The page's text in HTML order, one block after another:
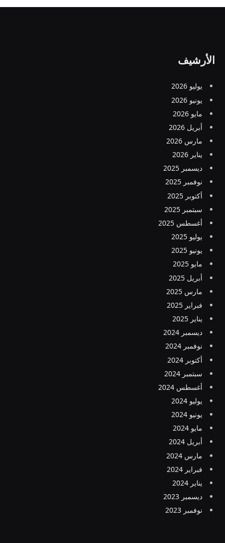
الأرشيف
يوليو 2026
يونيو 2026
مايو 2026
أبريل 2026
مارس 2026
يناير 2026
ديسمبر 2025
نوفمبر 2025
أكتوبر 2025
سبتمبر 2025
أغسطس 2025
يوليو 2025
يونيو 2025
مايو 2025
أبريل 2025
مارس 2025
فبراير 2025
يناير 2025
ديسمبر 2024
نوفمبر 2024
أكتوبر 2024
سبتمبر 2024
أغسطس 2024
يوليو 2024
يونيو 2024
مايو 2024
أبريل 2024
مارس 2024
فبراير 2024
يناير 2024
ديسمبر 2023
نوفمبر 2023